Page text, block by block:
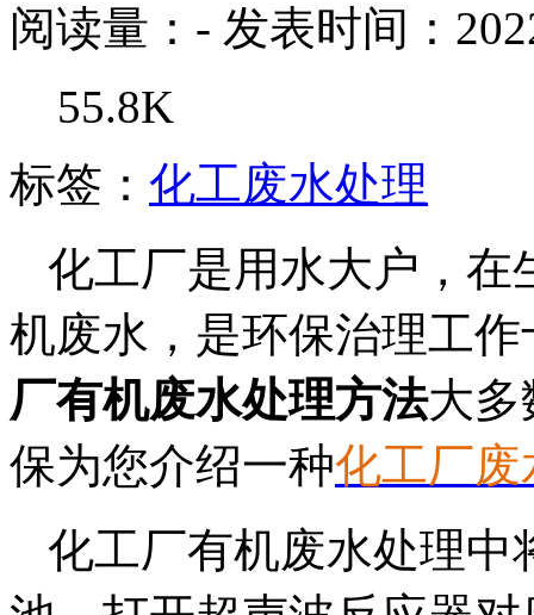
阅读量： - 发表时间：
55.8K
标签： 化工废水处理
化工厂是用水大户，在
机废水，是环保治理工
厂有机废水处理方法大多
保为您介绍一种化工厂废
化工厂有机废水处理中